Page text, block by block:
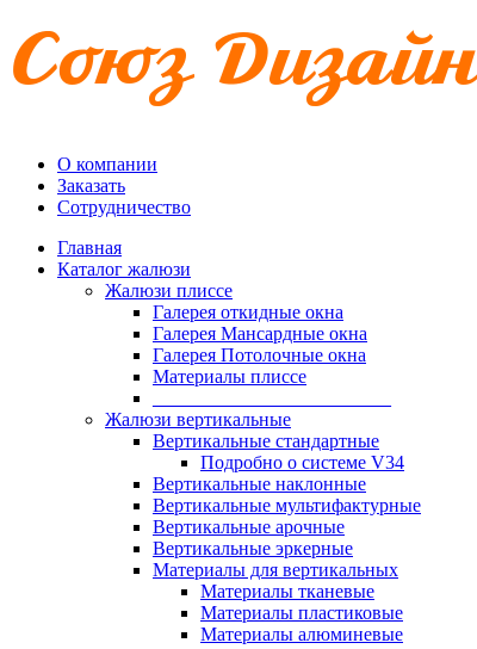
О компании
Заказать
Сотрудничество
Главная
Каталог жалюзи
Жалюзи плиссе
Галерея откидные окна
Галерея Мансардные окна
Галерея Потолочные окна
Материалы плиссе
Жалюзи вертикальные
Вертикальные стандартные
Подробно о системе V34
Вертикальные наклонные
Вертикальные мультифактурные
Вертикальные арочные
Вертикальные эркерные
Материалы для вертикальных
Материалы тканевые
Материалы пластиковые
Материалы алюминевые